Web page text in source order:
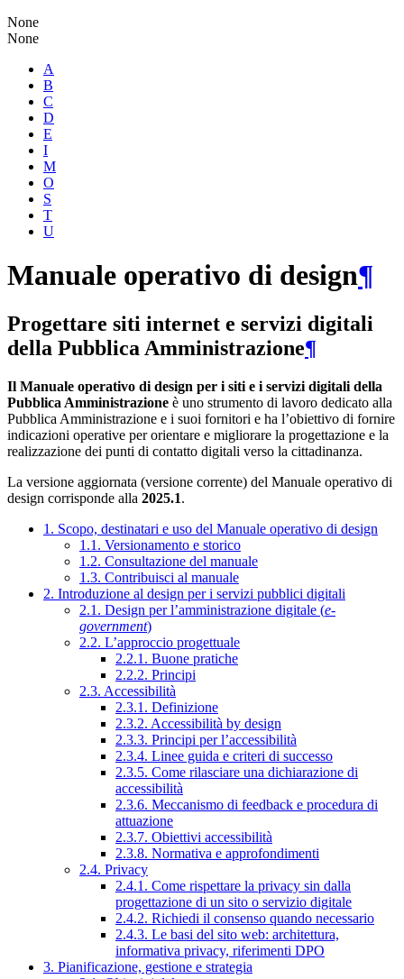
None
None
A
B
C
D
E
I
M
O
S
T
U
Manuale operativo di design¶
Progettare siti internet e servizi digitali
della Pubblica Amministrazione¶
Il Manuale operativo di design per i siti e i servizi digitali della
Pubblica Amministrazione è uno strumento di lavoro dedicato alla
Pubblica Amministrazione e i suoi fornitori e ha l’obiettivo di fornire
indicazioni operative per orientare e migliorare la progettazione e la
realizzazione dei punti di contatto digitali verso la cittadinanza.
La versione aggiornata (versione corrente) del Manuale operativo di
design corrisponde alla 2025.1.
1. Scopo, destinatari e uso del Manuale operativo di design
1.1. Versionamento e storico
1.2. Consultazione del manuale
1.3. Contribuisci al manuale
2. Introduzione al design per i servizi pubblici digitali
2.1. Design per l’amministrazione digitale (e-
government)
2.2. L’approccio progettuale
2.2.1. Buone pratiche
2.2.2. Principi
2.3. Accessibilità
2.3.1. Definizione
2.3.2. Accessibilità by design
2.3.3. Principi per l’accessibilità
2.3.4. Linee guida e criteri di successo
2.3.5. Come rilasciare una dichiarazione di
accessibilità
2.3.6. Meccanismo di feedback e procedura di
attuazione
2.3.7. Obiettivi accessibilità
2.3.8. Normativa e approfondimenti
2.4. Privacy
2.4.1. Come rispettare la privacy sin dalla
progettazione di un sito o servizio digitale
2.4.2. Richiedi il consenso quando necessario
2.4.3. Le basi del sito web: architettura,
informativa privacy, riferimenti DPO
3. Pianificazione, gestione e strategia